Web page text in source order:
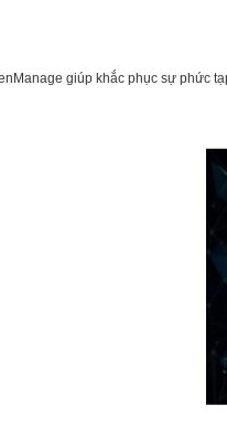
giúp khắc phục sự phức